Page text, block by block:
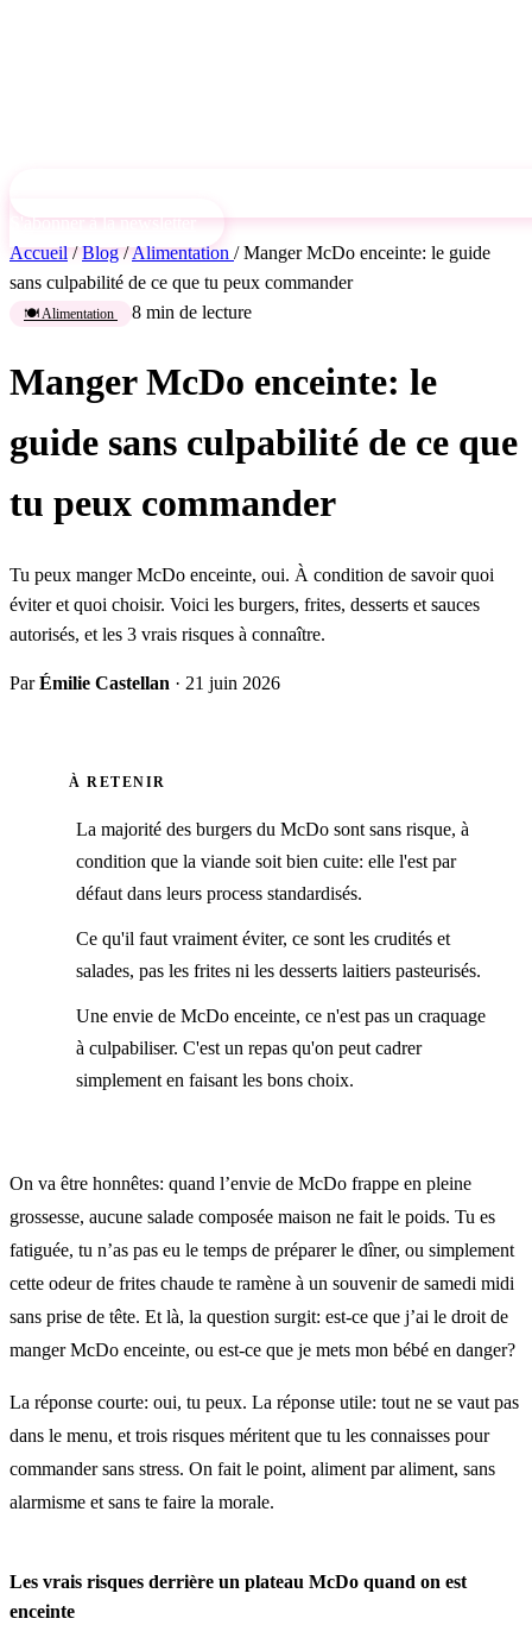
S'abonner à la newsletter
Accueil / Blog /Alimentation / Manger McDo enceinte: le guide
sans culpabilité de ce que tu peux commander
🍽️ Alimentation 8 min de lecture
Manger McDo enceinte: le
guide sans culpabilité de ce que
tu peux commander
Tu peux manger McDo enceinte, oui. À condition de savoir quoi
éviter et quoi choisir. Voici les burgers, frites, desserts et sauces
autorisés, et les 3 vrais risques à connaître.
ParÉmilie Castellan · 21 juin 2026
À RETENIR
La majorité des burgers du McDo sont sans risque, à
condition que la viande soit bien cuite: elle l'est par
défaut dans leurs process standardisés.
Ce qu'il faut vraiment éviter, ce sont les crudités et
salades, pas les frites ni les desserts laitiers pasteurisés.
Une envie de McDo enceinte, ce n'est pas un craquage
à culpabiliser. C'est un repas qu'on peut cadrer
simplement en faisant les bons choix.
On va être honnêtes: quand l’envie de McDo frappe en pleine
grossesse, aucune salade composée maison ne fait le poids. Tu es
fatiguée, tu n’as pas eu le temps de préparer le dîner, ou simplement
cette odeur de frites chaude te ramène à un souvenir de samedi midi
sans prise de tête. Et là, la question surgit: est-ce que j’ai le droit de
manger McDo enceinte, ou est-ce que je mets mon bébé en danger?
La réponse courte: oui, tu peux. La réponse utile: tout ne se vaut pas
dans le menu, et trois risques méritent que tu les connaisses pour
commander sans stress. On fait le point, aliment par aliment, sans
alarmisme et sans te faire la morale.
Les vrais risques derrière un plateau McDo quand on est
enceinte